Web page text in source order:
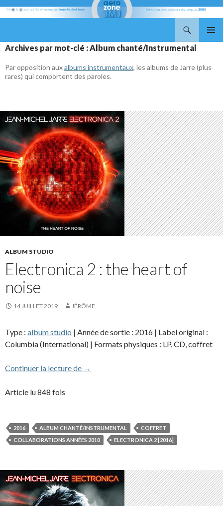
AU
Archives par mot-clé : Album chanté/Instrumental
Par opposition auxalbums instrumentaux, les albums de Jarre (plus
rares) qui comportent des paroles.
ALBUM STUDIO
Electronica 2 : the heart of
noise
14 JUILLET 2019 JÉRÔME
Type : album studio | Année de sortie : 2016 | Label original :
Columbia (International) | Formats physiques : LP, CD, coffret
Continuer la lecture de Electronica 2 : the heart of noise
→
Article lu 848 fois
2016 ALBUM CHANTÉ/INSTRUMENTAL
COFFRET
COLLABORATIONS ANNÉES 2010
ELECTRONICA 2 [2016]